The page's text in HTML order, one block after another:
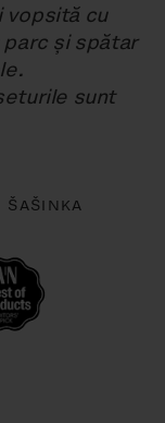
vopsită cu
și spătar
sunt
ŠAŠINKA